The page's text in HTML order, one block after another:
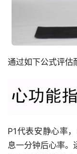
通过如下公式评估
P1代表安静心率
息一分钟后心率。